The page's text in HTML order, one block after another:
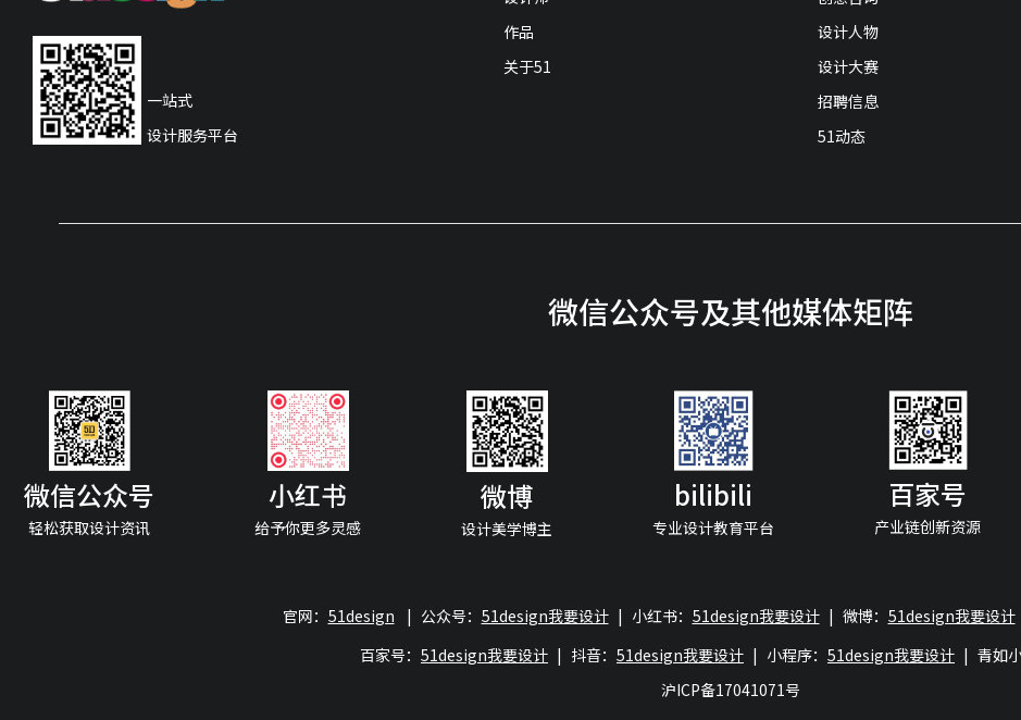
一站式
设计服务平台
作品
关于51
设计人物
设计大赛
招聘信息
51动态
微信公众号及其他媒体矩阵
微信公众号
轻松获取设计资讯
小红书
给予你更多灵感
微博
设计美学博主
bilibili
专业设计教育平台
百家号
产业链创新资源
官网： 51design | 公众号： 51design我要设计 | 小红书： 51design我要设计 | 微博： 51design我要设计
百家号： 51design我要设计 | 抖音： 51design我要设计 | 小程序： 51design我要设计 | 青如
沪ICP备17041071号